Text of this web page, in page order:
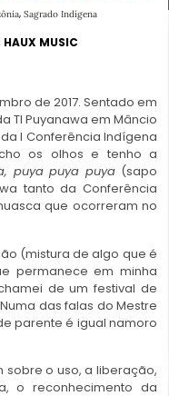
, Sagrado Indígena
MUSIC
de 2017. Sentado em
TI Puyanawa em Mâncio
I Conferência Indígena
os olhos e tenho a
puya puya puya (sapo
tanto da Conferência
que ocorreram no
(mistura de algo que é
permanece em minha
de um festival de
das falas do Mestre
parente é igual namoro
o uso, a liberação,
o reconhecimento da